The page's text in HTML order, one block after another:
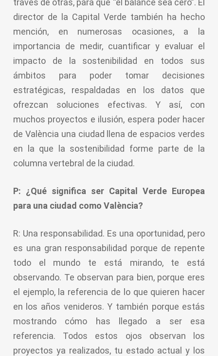
través de otras, para que “el balance sea cero”. El
director de la Capital Verde también ha hecho
mención, en numerosas ocasiones, a la
importancia de medir, cuantificar y evaluar el
impacto de la sostenibilidad en todos sus
ámbitos para poder tomar decisiones
estratégicas, respaldadas en los datos que
ofrezcan soluciones efectivas. Y así, con
muchos proyectos e ilusión, espera poder hacer
de València una ciudad llena de espacios verdes
en la que la sostenibilidad forme parte de la
columna vertebral de la ciudad.
P: ¿Qué significa ser Capital Verde Europea
para una ciudad como València?
R: Una responsabilidad. Es una oportunidad, pero
es una gran responsabilidad porque de repente
todo el mundo te está mirando, te está
observando. Te observan para bien, porque eres
el ejemplo, la referencia de lo que quieren hacer
en los años venideros. Y también porque estás
mostrando cómo has llegado a ser esa
referencia. Todos estos ojos observan los
proyectos ya realizados, tu estado actual y los